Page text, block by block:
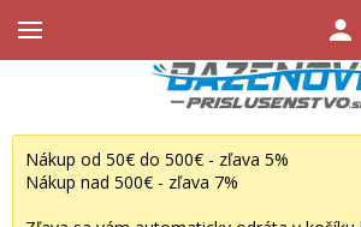
Nákup od 50€ do 500€ - zľava 5%
Nákup nad 500€ - zľava 7%